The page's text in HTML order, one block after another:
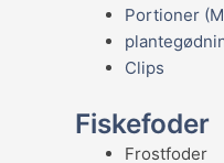
Portioner
Clips
Fiskefoder
Frostfoder